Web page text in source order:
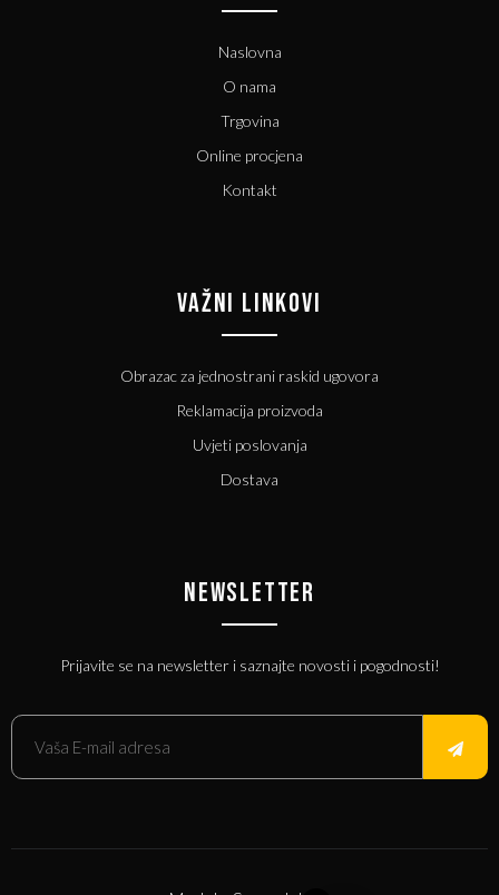
Naslovna
O nama
Trgovina
Online procjena
Kontakt
VAŽNI LINKOVI
Obrazac za jednostrani raskid ugovora
Reklamacija proizvoda
Uvjeti poslovanja
Dostava
NEWSLETTER
Prijavite se na newsletter i saznajte novosti i pogodnosti!